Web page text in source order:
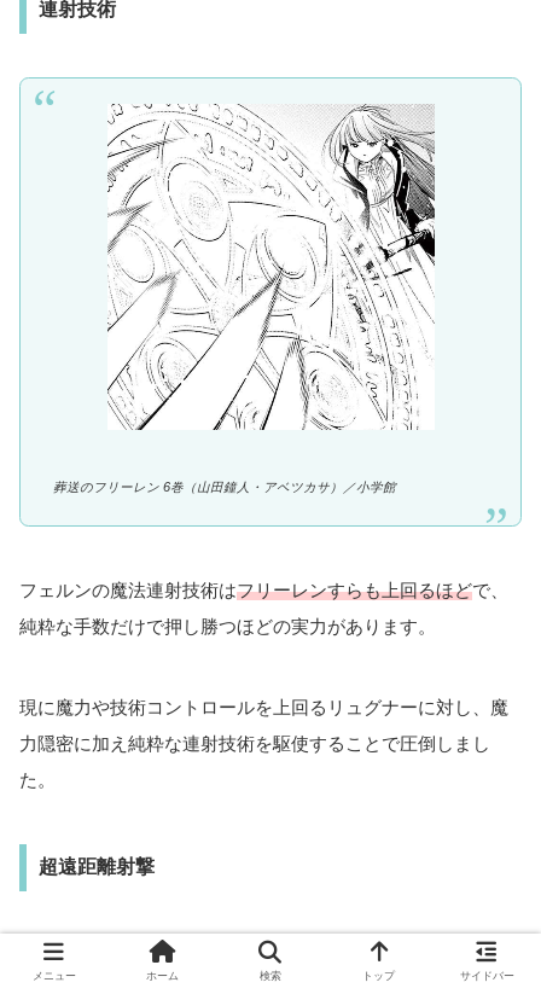
連射技術
葬送のフリーレン 6巻（山田鐘人・アベツカサ）／小学館
フェルンの魔法連射技術はフリーレンすらも上回るほどで、
純粋な手数だけで押し勝つほどの実力があります。
現に魔力や技術コントロールを上回るリュグナーに対し、魔
力隠密に加え純粋な連射技術を駆使することで圧倒しまし
た。
超遠距離射撃
メニュー ホーム 検索 トップ サイドバー